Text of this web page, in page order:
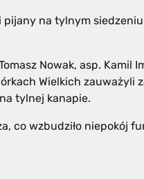
na tylnym
Nowak, asp. Kamil
Wielkich zauważyli
tylnej kanapie.
co wzbudziło niepokój